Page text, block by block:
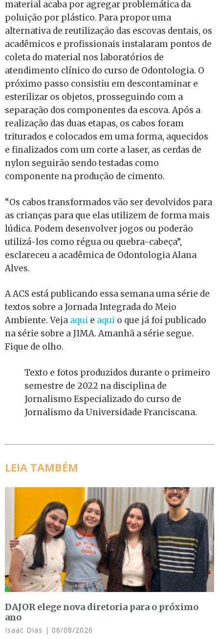
material acaba por agregar problemática da
poluição por plástico. Para propor uma
alternativa de reutilização das escovas dentais, os
acadêmicos e profissionais instalaram pontos de
coleta do material nos laboratórios de
atendimento clínico do curso de Odontologia. O
próximo passo consistiu em descontaminar e
esterilizar os objetos, prosseguindo com a
separação dos componentes da escova. Após a
realização das duas etapas, os cabos foram
triturados e colocados em uma forma, aquecidos
e finalizados com um corte a laser, as cerdas de
nylon seguirão sendo testadas como
componente na produção de cimento.
“Os cabos transformados vão ser devolvidos para
as crianças para que elas utilizem de forma mais
lúdica. Podem desenvolver jogos ou poderão
utilizá-los como régua ou quebra-cabeça”,
esclareceu a acadêmica de Odontologia Alana
Alves.
A ACS está publicando essa semana uma série de
textos sobre a Jornada Integrada do Meio
Ambiente. Veja aqui e aqui o que já foi publicado
na série sobre a JIMA. Amanhã a série segue.
Fique de olho.
Texto e fotos produzidos durante o primeiro
semestre de 2022 na disciplina de
Jornalismo Especializado do curso de
Jornalismo da Universidade Franciscana.
LEIA TAMBÉM
DAJOR elege nova diretoria para o próximo
ano
Isaac Dias 06/08/2026